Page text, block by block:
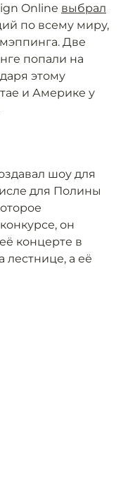
Online выбрал
по всему миру,
Две
попали на
этому
и Америке у
шоу для
для Полины
он
концерте в
лестнице, а её